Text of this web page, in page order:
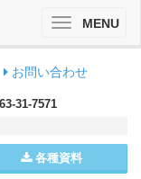
お問い合わせ
31-7571
各種資料
ToggleMENU